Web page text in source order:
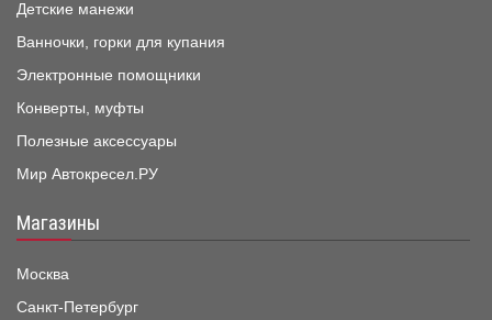
Детские манежи
Ванночки, горки для купания
Электронные помощники
Конверты, муфты
Полезные аксессуары
Мир Автокресел.РУ
Магазины
Москва
Санкт-Петербург